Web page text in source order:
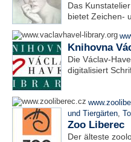
Das
bietet Zeichen-
Knihovna
Die Václav-
digitalisiert
und Tiergärten,
Zoo Liberec
Der älteste